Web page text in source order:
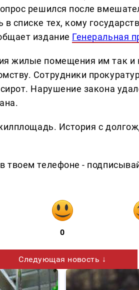
решился после
списке тех, кому
издание Генеральная
жилые помещения им так
Сотрудники
Нарушение закона
История с
твоем телефоне -
0
Следующая новость ↓